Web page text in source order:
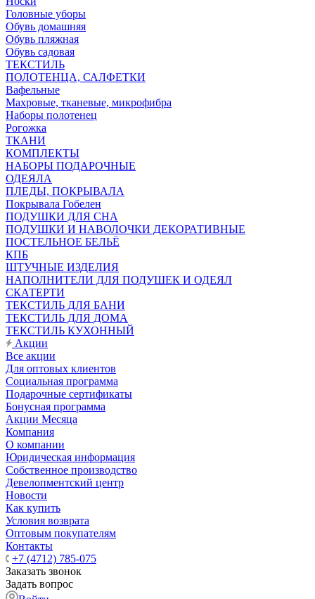
Головные уборы
Обувь домашняя
Обувь пляжная
Обувь садовая
ТЕКСТИЛЬ
ПОЛОТЕНЦА, САЛФЕТКИ
Вафельные
Махровые, тканевые, микрофибра
Наборы полотенец
Рогожка
ТКАНИ
КОМПЛЕКТЫ
НАБОРЫ ПОДАРОЧНЫЕ
ОДЕЯЛА
ПЛЕДЫ, ПОКРЫВАЛА
Покрывала Гобелен
ПОДУШКИ ДЛЯ СНА
ПОДУШКИ И НАВОЛОЧКИ ДЕКОРАТИВНЫЕ
ПОСТЕЛЬНОЕ БЕЛЬЁ
КПБ
ШТУЧНЫЕ ИЗДЕЛИЯ
НАПОЛНИТЕЛИ ДЛЯ ПОДУШЕК И ОДЕЯЛ
СКАТЕРТИ
ТЕКСТИЛЬ ДЛЯ БАНИ
ТЕКСТИЛЬ ДЛЯ ДОМА
ТЕКСТИЛЬ КУХОННЫЙ
Акции
Все акции
Для оптовых клиентов
Социальная программа
Подарочные сертификаты
Бонусная программа
Акции Месяца
Компания
О компании
Юридическая информация
Собственное производство
Девелопментский центр
Новости
Как купить
Условия возврата
Оптовым покупателям
Контакты
+7 (4712) 785-075
Заказать звонок
Задать вопрос